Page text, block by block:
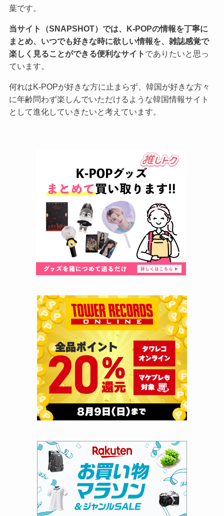
葉です。
当サイト（SNAPSHOT）では、K-POPの情報を丁寧に
まとめ、いつでも好きな時に欲しい情報を、雑誌感覚で
楽しく見ることができる便利なサイト でありたいと思っ
ています。
何れはK-POPが好きな方に止まらず、韓国が好きな方々
に年齢問わず楽しんでいただけるような韓国情報サイト
として進化していきたいと考えています。